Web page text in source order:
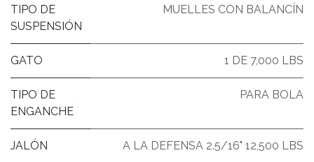
TIPO DE
SUSPENSIÓN
MUELLES CON BALANCÍN
GATO 1 DE 7,000 LBS
TIPO DE
ENGANCHE
PARA BOLA
JALÓN A LA DEFENSA 2.5/16" 12,500 LBS